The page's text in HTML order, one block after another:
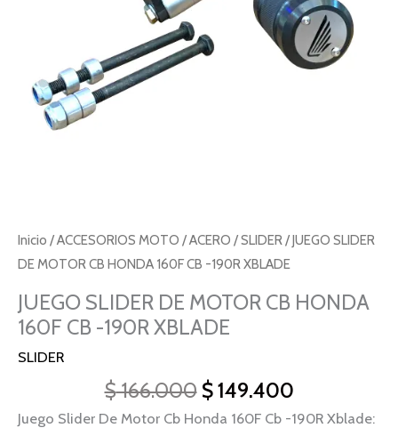
Inicio /ACCESORIOS MOTO /ACERO /SLIDER/ JUEGO SLIDER
DE MOTOR CB HONDA 160F CB -190R XBLADE
JUEGO SLIDER DE MOTOR CB HONDA
160F CB -190R XBLADE
SLIDER
$166.000 $149.400
Juego Slider De Motor Cb Honda 160F Cb -190R Xblade:
cantidad